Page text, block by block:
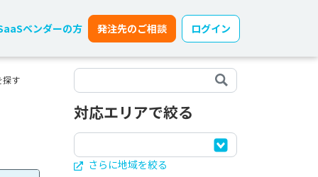
ベンダーの方 発注先のご相談 ログイン
探す
対応エリアで絞る
さらに地域を絞る